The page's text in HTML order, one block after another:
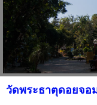
วัดพระธาตุดอยจอ